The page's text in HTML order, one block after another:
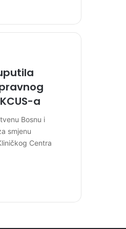
a
Bosnu i
smjenu
Centra